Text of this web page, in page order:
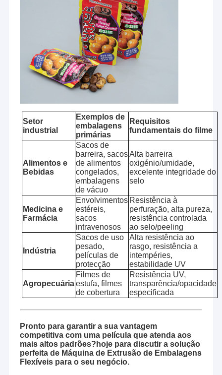
Setor
industrial
Exemplos de
embalagens
primárias
Requisitos
fundamentais do filme
Alimentos e
Bebidas
Sacos de
barreira, sacos
de alimentos
congelados,
embalagens
de vácuo
Alta barreira
oxigénio/umidade,
excelente integridade do
selo
Medicina e
Farmácia
Envolvimentos
estéreis,
sacos
intravenosos
Resistência à
perfuração, alta pureza,
resistência controlada
ao selo/peeling
Indústria
Sacos de uso
pesado,
películas de
protecção
Alta resistência ao
rasgo, resistência a
intempéries,
estabilidade UV
Agropecuária
Filmes de
estufa, filmes
de cobertura
Resistência UV,
transparência/opacidade
especificada
Pronto para garantir a sua vantagem
competitiva com uma película que atenda aos
mais altos padrões?hoje para discutir a solução
perfeita de Máquina de Extrusão de Embalagens
Flexíveis para o seu negócio.